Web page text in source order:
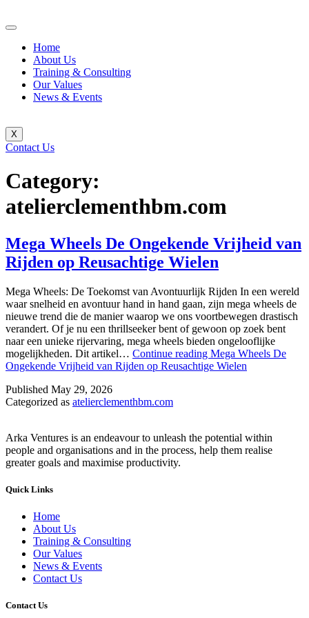
Home
About Us
Training & Consulting
Our Values
News & Events
X
Contact Us
Category:
atelierclementhbm.com
Mega Wheels De Ongekende Vrijheid van
Rijden op Reusachtige Wielen
Mega Wheels: De Toekomst van Avontuurlijk Rijden In een wereld
waar snelheid en avontuur hand in hand gaan, zijn mega wheels de
nieuwe trend die de manier waarop we ons voortbewegen drastisch
verandert. Of je nu een thrillseeker bent of gewoon op zoek bent
naar een unieke rijervaring, mega wheels bieden ongelooflijke
mogelijkheden. Dit artikel… Continue reading Mega Wheels De
Ongekende Vrijheid van Rijden op Reusachtige Wielen
Published May 29, 2026
Categorized as atelierclementhbm.com
Arka Ventures is an endeavour to unleash the potential within
people and organisations and in the process, help them realise
greater goals and maximise productivity.
Quick Links
Home
About Us
Training & Consulting
Our Values
News & Events
Contact Us
Contact Us